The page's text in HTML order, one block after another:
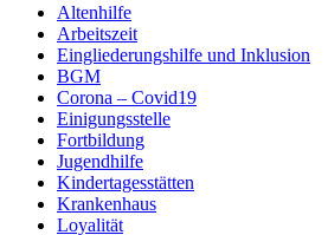
Altenhilfe
Arbeitszeit
Eingliederungshilfe und Inklusion
BGM
Corona – Covid19
Einigungsstelle
Fortbildung
Jugendhilfe
Kindertagesstätten
Krankenhaus
Loyalität